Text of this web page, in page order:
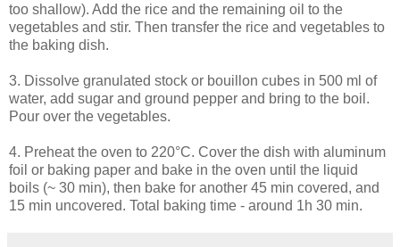
too shallow). Add the rice and the remaining oil to the
vegetables and stir. Then transfer the rice and vegetables to
the baking dish.
3. Dissolve granulated stock or bouillon cubes in 500 ml of
water, add sugar and ground pepper and bring to the boil.
Pour over the vegetables.
4. Preheat the oven to 220°C. Cover the dish with aluminum
foil or baking paper and bake in the oven until the liquid
boils (~ 30 min), then bake for another 45 min covered, and
15 min uncovered. Total baking time - around 1h 30 min.